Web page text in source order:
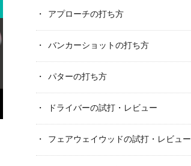
アプローチの打ち方
バンカーショットの打ち方
パターの打ち方
ドライバーの試打・レビュー
フェアウェイウッドの試打・レビュー